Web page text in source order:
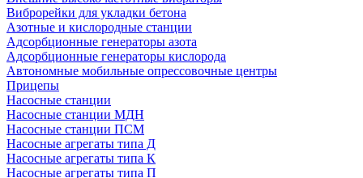
Виброрейки для укладки бетона
Азотные и кислородные станции
Адсорбционные генераторы азота
Адсорбционные генераторы кислорода
Автономные мобильные опрессовочные центры
Прицепы
Насосные станции
Насосные станции МДН
Насосные станции ПСМ
Насосные агрегаты типа Д
Насосные агрегаты типа К
Насосные агрегаты типа П